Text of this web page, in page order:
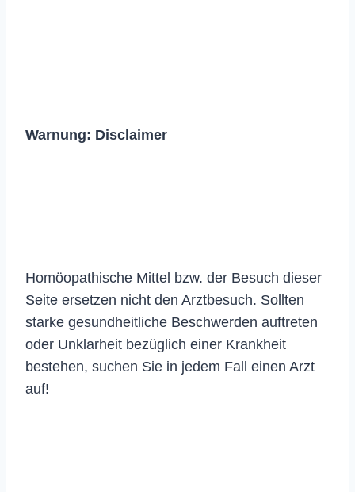
Warnung: Disclaimer
Homöopathische Mittel bzw. der Besuch dieser
Seite ersetzen nicht den Arztbesuch. Sollten
starke gesundheitliche Beschwerden auftreten
oder Unklarheit bezüglich einer Krankheit
bestehen, suchen Sie in jedem Fall einen Arzt
auf!